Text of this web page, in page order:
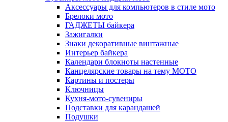
Аксессуары для компьютеров в стиле мото
Брелоки мото
ГАДЖЕТЫ байкера
Зажигалки
Знаки декоративные винтажные
Интерьер байкера
Календари блокноты настенные
Канцелярские товары на тему МОТО
Картины и постеры
Ключницы
Кухня-мото-сувениры
Подставки для карандашей
Подушки